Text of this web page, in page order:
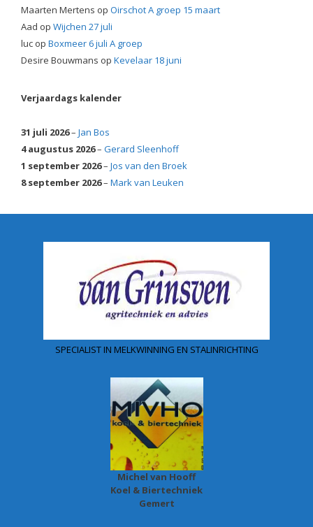
Maarten Mertens op Oirschot A groep 15 maart
Aad op Wijchen 27 juli
luc op Boxmeer 6 juli A groep
Desire Bouwmans op Kevelaar 18 juni
Verjaardags kalender
31 juli 2026– Jan Bos
4 augustus 2026– Gerard Sleenhoff
1 september 2026– Jos van den Broek
8 september 2026– Mark van Leuken
SPECIALIST IN MELKWINNING EN STALINRICHTING
Michel van Hooff
Koel & Biertechniek
Gemert